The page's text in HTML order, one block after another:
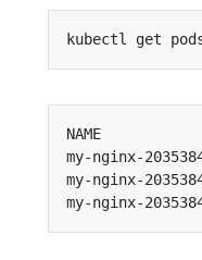
kubectl get
my-nginx-
my-nginx-
my-nginx-